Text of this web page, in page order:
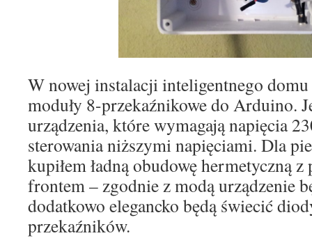
W nowej instalacji inteligentnego domu
moduły 8-przekaźnikowe do Arduino.
urządzenia, które wymagają napięcia
sterowania niższymi napięciami. Dla
kupiłem ładną obudowę hermetyczną
frontem – zgodnie z modą urządzenie
dodatkowo elegancko będą świecić
przekaźników.